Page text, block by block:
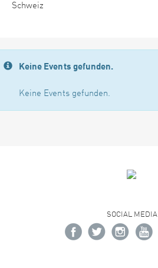
Schweiz
Keine Events gefunden.
Keine Events gefunden.
SOCIAL MEDIA